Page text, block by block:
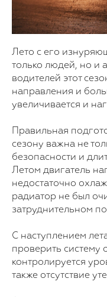
Лето с его
только людей, но и
водителей этот
направления и
увеличивается и
Правильная
сезону важна не
безопасности и
Летом двигатель
недостаточно
радиатор не был
затруднительном
С наступлением
проверить систему
контролируется
также отсутствие